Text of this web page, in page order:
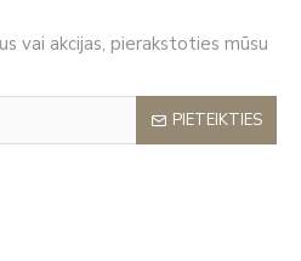
vai akcijas, pierakstoties mūsu
PIETEIKTIES